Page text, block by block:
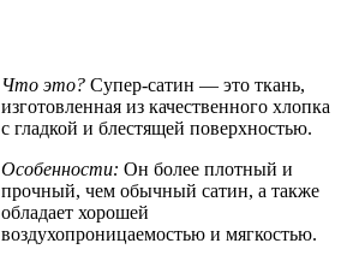
Что это? Супер-сатин — это ткань,
изготовленная из качественного хлопка
с гладкой и блестящей поверхностью.
Особенности: Он более плотный и
прочный, чем обычный сатин, а также
обладает хорошей
воздухопроницаемостью и мягкостью.